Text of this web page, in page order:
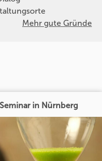
Mehr gute Gründe
in Nürnberg